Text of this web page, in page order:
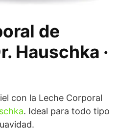
de
Hauschka ·
con la Leche Corporal
. Ideal para todo tipo